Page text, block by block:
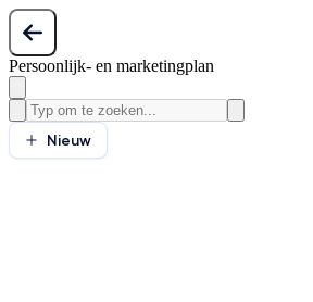
Persoonlijk- en marketingplan
Nieuw